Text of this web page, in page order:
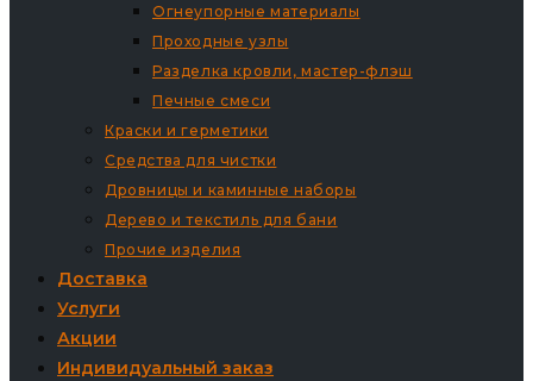
Огнеупорные материалы
Проходные узлы
Разделка кровли, мастер-флэш
Печные смеси
Краски и герметики
Средства для чистки
Дровницы и каминные наборы
Дерево и текстиль для бани
Прочие изделия
Доставка
Услуги
Акции
Индивидуальный заказ